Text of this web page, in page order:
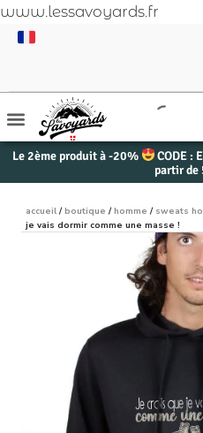
www.lessavoyards.fr
Le 2ème produit à -20%
CODE :
partir de
accueil / boutique / homme / sweats
je vais dormir comme une masse !